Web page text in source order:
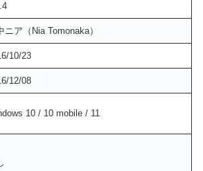
ニア（Nia Tomonaka）
10/23
12/08
10 / 10 mobile / 11